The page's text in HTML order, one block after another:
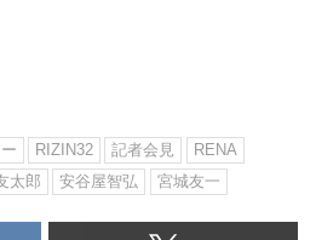
RIZIN32 記者会見
RENA
太郎 安谷屋智弘 宮城友一